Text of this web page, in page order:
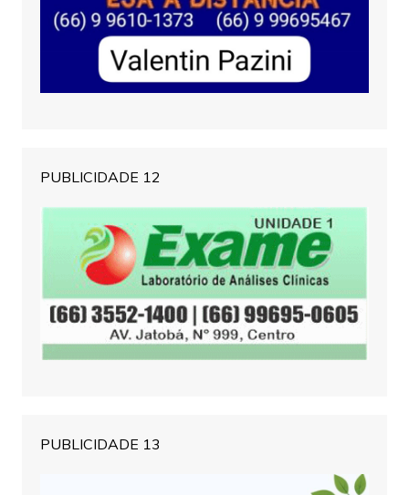
PUBLICIDADE 12
PUBLICIDADE 13